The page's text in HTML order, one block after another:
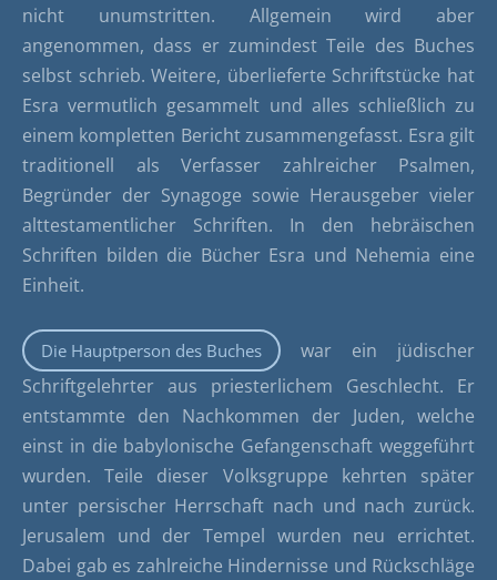
nicht unumstritten. Allgemein wird aber
angenommen, dass er zumindest Teile des Buches
selbst schrieb. Weitere, überlieferte Schriftstücke hat
Esra vermutlich gesammelt und alles schließlich zu
einem kompletten Bericht zusammengefasst. Esra gilt
traditionell als Verfasser zahlreicher Psalmen,
Begründer der Synagoge sowie Herausgeber vieler
alttestamentlicher Schriften. In den hebräischen
Schriften bilden die Bücher Esra und Nehemia eine
Einheit.
Die Hauptperson des Buches
war ein jüdischer
Schriftgelehrter aus priesterlichem Geschlecht. Er
entstammte den Nachkommen der Juden, welche
einst in die babylonische Gefangenschaft weggeführt
wurden. Teile dieser Volksgruppe kehrten später
unter persischer Herrschaft nach und nach zurück.
Jerusalem und der Tempel wurden neu errichtet.
Dabei gab es zahlreiche Hindernisse und Rückschläge